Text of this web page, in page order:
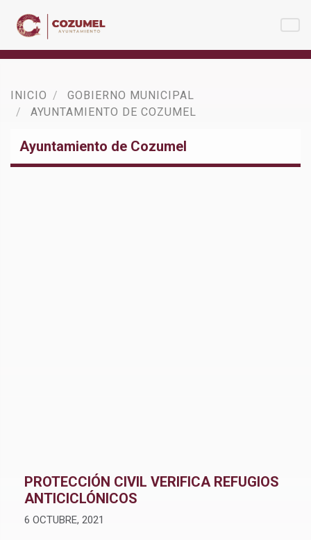
INICIO
GOBIERNO MUNICIPAL
AYUNTAMIENTO DE COZUMEL
Ayuntamiento de Cozumel
PROTECCIÓN CIVIL VERIFICA REFUGIOS
ANTICICLÓNICOS
6 OCTUBRE, 2021